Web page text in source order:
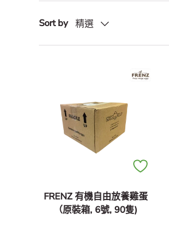
Sort by 精選
FRENZ 有機自由放養雞蛋
（原裝箱, 6號, 90隻)